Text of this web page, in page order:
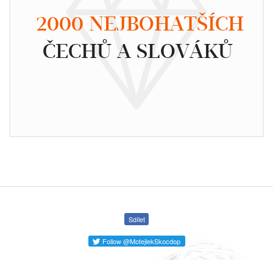
2000 NEJBOHATŠÍCH
ČECHŮ A SLOVÁKŮ
Sdílet
Follow @MotejlekSkocdop